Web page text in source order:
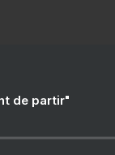
de partir"